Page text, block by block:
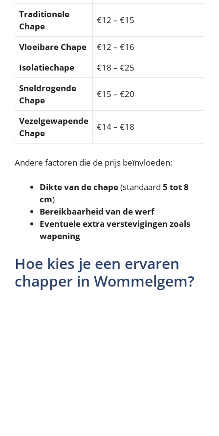
Traditionele
Chape
€12 – €15
Vloeibare Chape
€12 – €16
Isolatiechape
€18 – €25
Sneldrogende
Chape
€15 – €20
Vezelgewapende
Chape
€14 – €18
Andere factoren die de prijs beïnvloeden:
Dikte van de chape(standaard 5 tot 8
cm)
Bereikbaarheid van de werf
Eventuele extra verstevigingen zoals
wapening
Hoe kies je een ervaren
chapper in Wommelgem?